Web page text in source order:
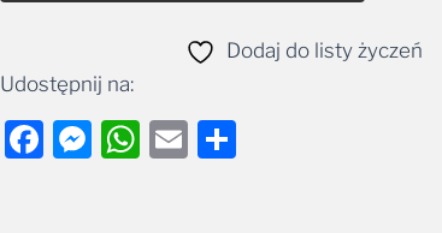
Dodaj do listy życzeń
Udostępnij na:
Facebook
Messenger
WhatsApp
EmailShare